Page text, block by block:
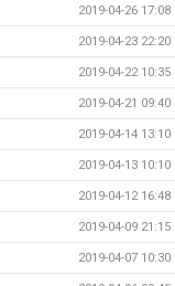
2019-04-26 17:08
2019-04-23 22:20
2019-04-22 10:35
2019-04-21 09:40
2019-04-14 13:10
2019-04-13 10:10
2019-04-12 16:48
2019-04-09 21:15
2019-04-07 10:30